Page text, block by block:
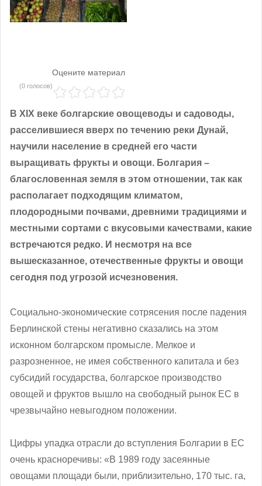
Оцените материал
(0 голосов)
В ХІХ веке болгарские овощеводы и садоводы,
расселившиеся вверх по течению реки Дунай,
научили население в средней его части
выращивать фрукты и овощи. Болгария –
благословенная земля в этом отношении, так как
располагает подходящим климатом,
плодородными почвами, древними традициями и
местными сортами с вкусовыми качествами, какие
встречаются редко. И несмотря на все
вышесказанное, отечественные фрукты и овощи
сегодня под угрозой исчезновения.
Социально-экономические сотрясения после падения
Берлинской стены негативно сказались на этом
исконном болгарском промысле. Мелкое и
разрозненное, не имея собственного капитала и без
субсидий государства, болгарское производство
овощей и фруктов вышло на свободный рынок ЕС в
чрезвычайно невыгодном положении.
Цифры упадка отрасли до вступления Болгарии в ЕС
очень красноречивы: «В 1989 году засеянные
овощами площади были, приблизительно, 170 тыс. га,